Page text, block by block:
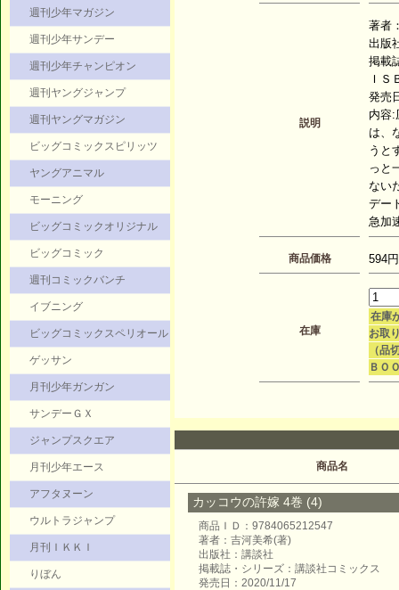
週刊少年マガジン
週刊少年サンデー
週刊少年チャンピオン
週刊ヤングジャンプ
週刊ヤングマガジン
ビッグコミックスピリッツ
ヤングアニマル
モーニング
ビッグコミックオリジナル
ビッグコミック
週刊コミックバンチ
イブニング
ビッグコミックスペリオール
ゲッサン
月刊少年ガンガン
サンデーＧＸ
ジャンプスクエア
月刊少年エース
アフタヌーン
ウルトラジャンプ
月刊ＩＫＫＩ
りぼん
説明
著者
出版
掲載
ＩＳ
発売
内容:
は、
うと
っと
ない
デー
急加
商品価格 594円
在庫
在庫
お取
（品
ＢＯ
商品名
カッコウの許嫁 4巻 (4)
商品ＩＤ：9784065212547
著者：吉河美希(著)
出版社：講談社
掲載誌・シリーズ：講談社コミックス
発売日：2020/11/17